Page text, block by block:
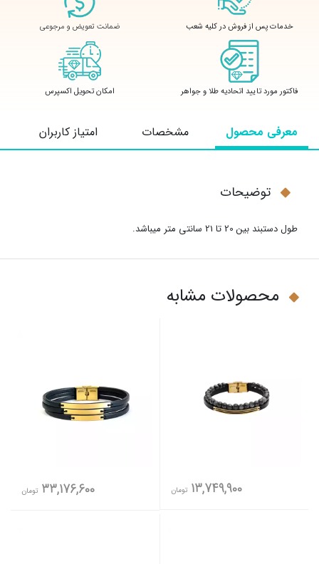
خدمات پس از فروش در کلیه شعب ضمانت تعویض و مرجوعی
فاکتور مورد تایید اتحادیه طلا و جواهر امکان تحویل اکسپرس
معرفی محصول مشخصات امتیاز کاربران
توضیحات
طول دستبند بین 20 تا 21 سانتی متر میباشد.
محصولات مشابه
13,749,900 تومان 33,176,600 تومان